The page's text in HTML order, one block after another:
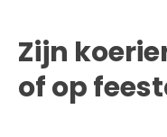
Zijn
of op